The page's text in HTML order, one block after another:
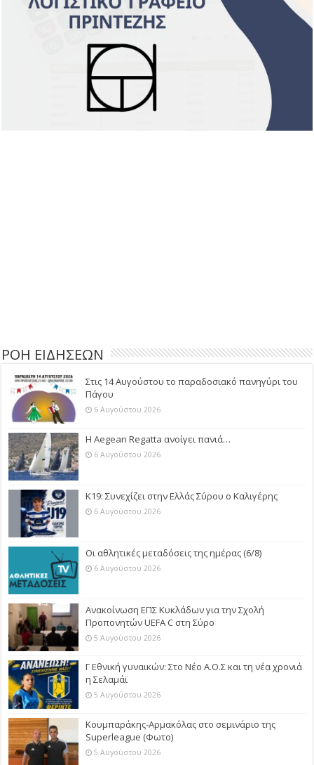
ΡΟΗ ΕΙΔΗΣΕΩΝ
Στις 14 Αυγούστου το παραδοσιακό πανηγύρι του
Πάγου
6 Αυγούστου 2026
Η Aegean Regatta ανοίγει πανιά…
6 Αυγούστου 2026
Κ19: Συνεχίζει στην Ελλάς Σύρου ο Καλιγέρης
6 Αυγούστου 2026
Οι αθλητικές μεταδόσεις της ημέρας (6/8)
6 Αυγούστου 2026
Ανακοίνωση ΕΠΣ Κυκλάδων για την Σχολή
Προπονητών UEFA C στη Σύρο
5 Αυγούστου 2026
Γ Εθνική γυναικών: Στο Νέο Α.Ο.Σ και τη νέα χρονιά
η Σελαμάϊ
5 Αυγούστου 2026
Κουμπαράκης-Αρμακόλας στο σεμινάριο της
Superleague (Φωτο)
5 Αυγούστου 2026